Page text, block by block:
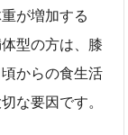
が増加する
型の方は、膝
からの食生活
な要因です。